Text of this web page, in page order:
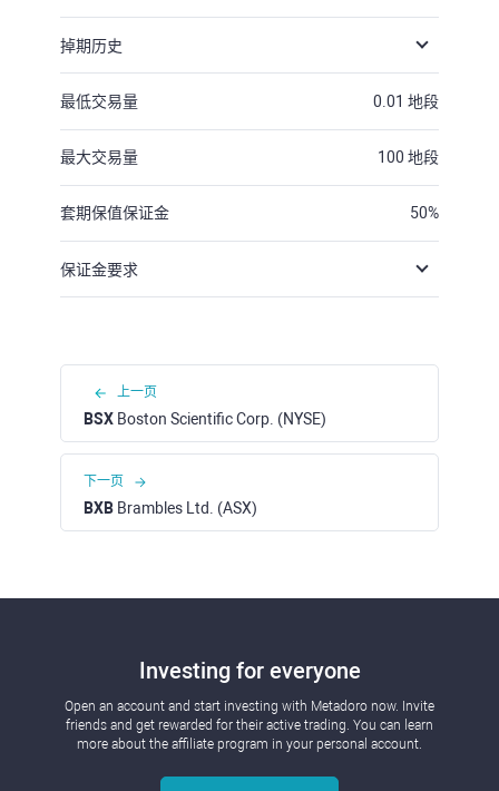
掉期历史
最低交易量 0.01 地段
最大交易量 100 地段
套期保值保证金 50%
保证金要求
上一页
BSX Boston Scientific Corp. (NYSE)
下一页
BXB Brambles Ltd. (ASX)
Investing for everyone
Open an account and start investing with Metadoro now. Invite
friends and get rewarded for their active trading. You can learn
more about the affiliate program in your personal account.